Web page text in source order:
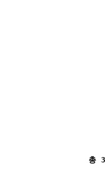
총